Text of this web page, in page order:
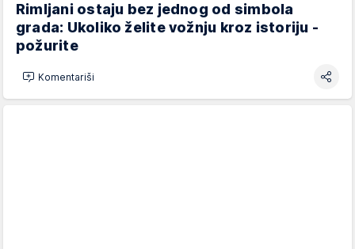
Rimljani ostaju bez jednog od simbola
grada: Ukoliko želite vožnju kroz istoriju -
požurite
Komentariši